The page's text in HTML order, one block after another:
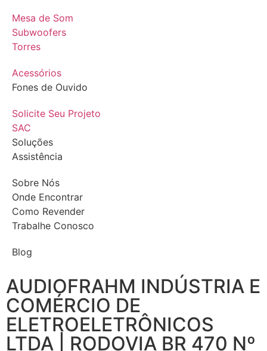
Mesa de Som
Subwoofers
Torres
Acessórios
Fones de Ouvido
Solicite Seu Projeto
SAC
Soluções
Assistência
Sobre Nós
Onde Encontrar
Como Revender
Trabalhe Conosco
Blog
AUDIOFRAHM INDÚSTRIA E
COMÉRCIO DE
ELETROELETRÔNICOS
LTDA | RODOVIA BR 470 Nº